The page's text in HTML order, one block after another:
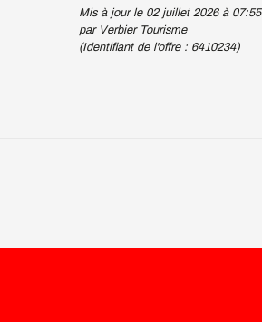
Mis à jour le 02 juillet 2026 à 07:55
par Verbier Tourisme
(Identifiant de l'offre : 6410234)